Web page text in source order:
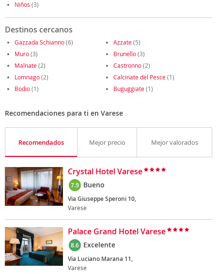
Niños (3)
Destinos cercanos
Gazzada Schianno(6) Azzate(5)
Muro(3) Brunello(3)
Malnate(2) Castronno(2)
Lomnago(2) Calcinate del Pesce(1)
Bodio(1) Buguggiate(1)
Recomendaciones para ti en Varese
Recomendados Mejor precio Mejor valorados
Crystal Hotel Varese
7.9 Bueno
Via Giuseppe Speroni 10,
Varese
Palace Grand Hotel Varese
8.6 Excelente
Via Luciano Marana 11,
Varese